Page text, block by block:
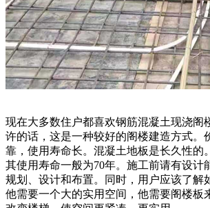
现在大多数住户都喜欢钢筋混凝土现浇阁
许的话，这是一种较好的阁楼建造方式。
靠，使用寿命长。混凝土地板是长久性的
其使用寿命一般为70年。施工前请有设计
规划、设计和布置。同时，用户应该了解
他需要一个大的实用空间，他需要阁楼板